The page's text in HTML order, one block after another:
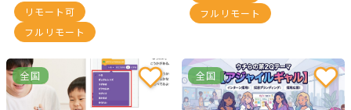
リモート可
フルリモート
フルリモート
全国 全国